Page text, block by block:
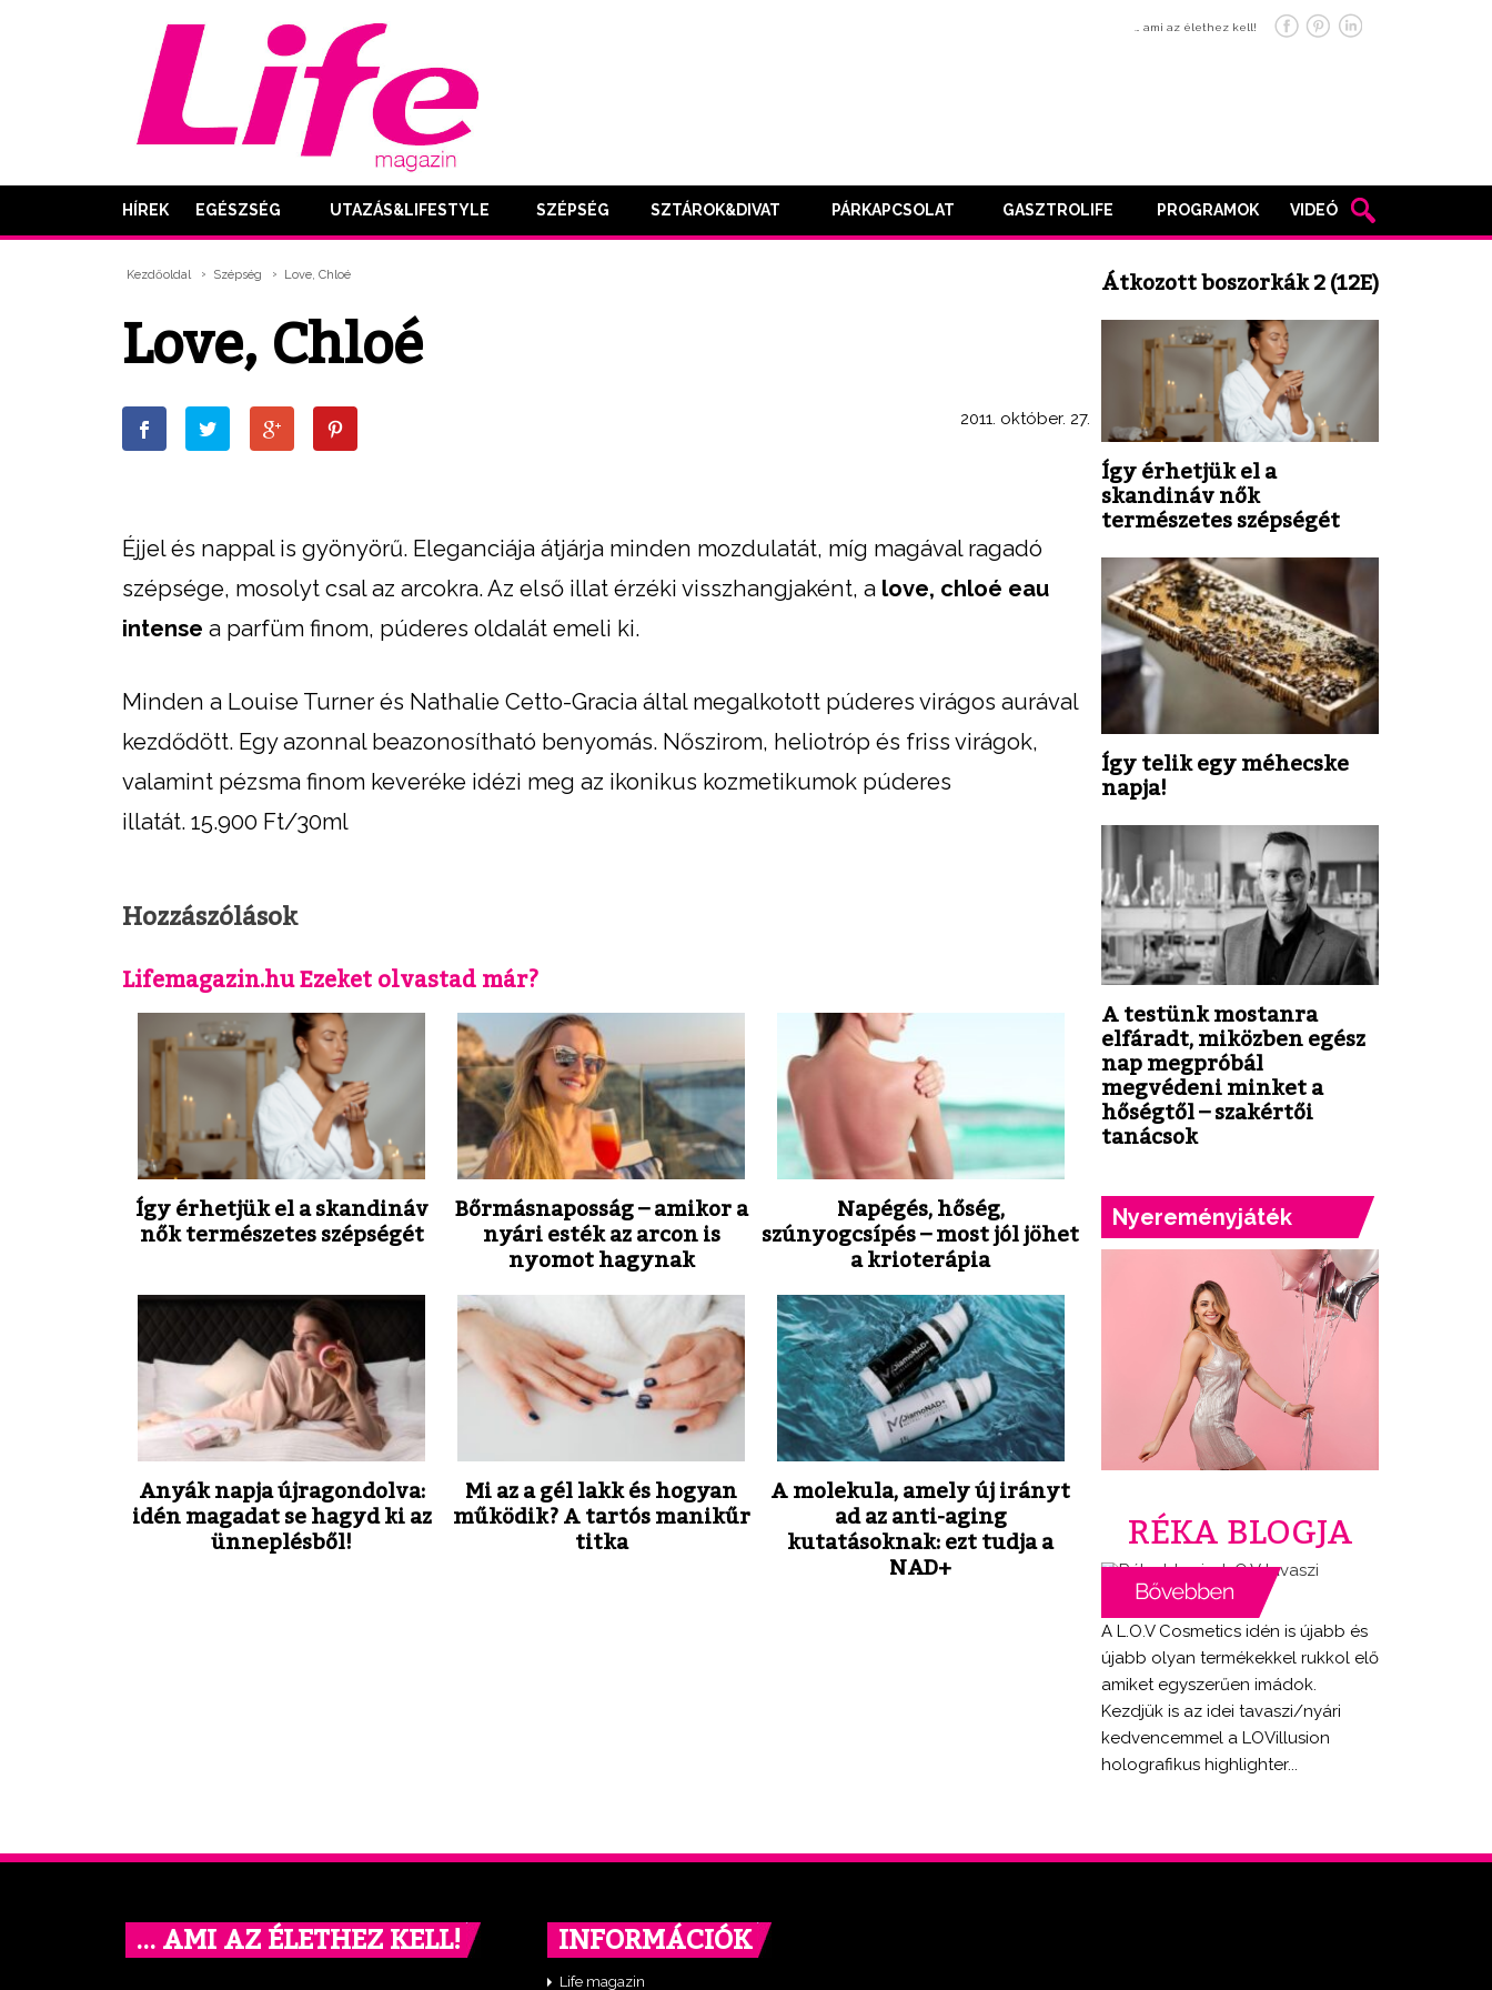
… ami az élethez kell!
HÍREK EGÉSZSÉG UTAZÁS&LIFESTYLE SZÉPSÉG SZTÁROK&DIVAT PÁRKAPCSOLAT GASZTROLIFE PROGRAMOK VIDEÓ
Kezdőoldal Szépség Love, Chloé
Love, Chloé
2011. október. 27.
Éjjel és nappal is gyönyörű. Eleganciája átjárja minden mozdulatát, míg magával ragadó
szépsége, mosolyt csal az arcokra. Az első illat érzéki visszhangjaként, a love, chloé eau
intense a parfüm finom, púderes oldalát emeli ki.
Minden a Louise Turner és Nathalie Cetto-Gracia által megalkotott púderes virágos aurával
kezdődött. Egy azonnal beazonosítható benyomás. Nőszirom, heliotróp és friss virágok,
valamint pézsma finom keveréke idézi meg az ikonikus kozmetikumok púderes
illatát. 15.900 Ft/30ml
Hozzászólások
Lifemagazin.hu Ezeket olvastad már?
Így érhetjük el a skandináv
nők természetes szépségét
Bőrmásnaposság – amikor a
nyári esték az arcon is
nyomot hagynak
Napégés, hőség,
szúnyogcsípés – most jól jöhet
a krioterápia
Anyák napja újragondolva:
idén magadat se hagyd ki az
ünneplésből!
Mi az a gél lakk és hogyan
működik? A tartós manikűr
titka
A molekula, amely új irányt
ad az anti-aging
kutatásoknak: ezt tudja a
NAD+
Átkozott boszorkák 2 (12E)
Így érhetjük el a
skandináv nők
természetes szépségét
Így telik egy méhecske
napja!
A testünk mostanra
elfáradt, miközben egész
nap megpróbál
megvédeni minket a
hőségtől – szakértői
tanácsok
Nyereményjáték
RÉKA BLOGJA
A L.O.V Cosmetics idén is újabb és
újabb olyan termékekkel rukkol elő
amiket egyszerűen imádok.
Kezdjük is az idei tavaszi/nyári
kedvencemmel a LOVillusion
holografikus highlighter...
… AMI AZ ÉLETHEZ KELL! INFORMÁCIÓK
Life magazin